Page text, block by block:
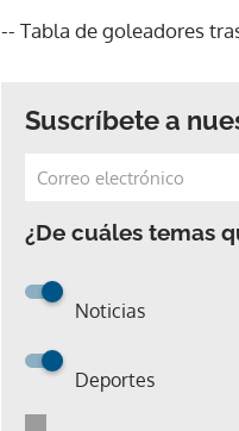
-- Tabla de goleadores
Suscríbete a
¿De cuáles temas
Noticias
Deportes